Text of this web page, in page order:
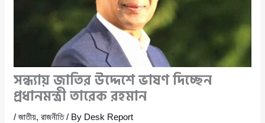
সন্ধ্যায় জাতির উদ্দেশে ভাষণ দিচ্ছেন
প্রধানমন্ত্রী তারেক রহমান
/জাতীয়,রাজনীতি/ By Desk Report